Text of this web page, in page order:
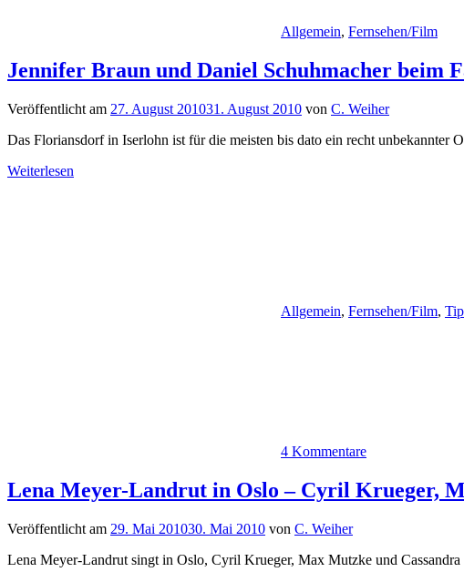
Allgemein, Fernsehen/Film
Jennifer Braun und Daniel Schuhmacher beim
Veröffentlicht am 27. August 201031. August 2010 von C. Weiher
Das Floriansdorf in Iserlohn ist für die meisten bis dato ein recht unbekannter
Weiterlesen
Allgemein, Fernsehen/Film,
4 Kommentare
Lena Meyer-Landrut in Oslo – Cyril Krueger,
Veröffentlicht am 29. Mai 201030. Mai 2010 von C. Weiher
Lena Meyer-Landrut singt in Oslo, Cyril Krueger, Max Mutzke und